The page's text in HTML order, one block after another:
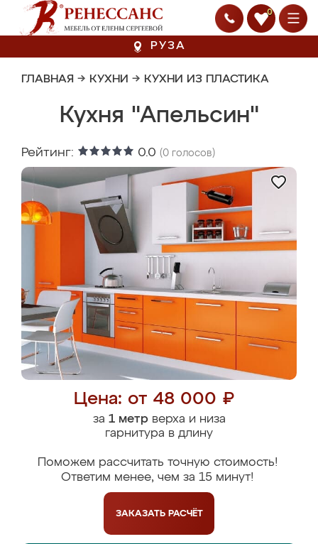
0
РУЗА
ГЛАВНАЯ → КУХНИ → КУХНИ ИЗ ПЛАСТИКА
Кухня "Апельсин"
Рейтинг: 0.0 (0 голосов)
Цена: от 48 000 ₽
за 1 метрверха и низа
гарнитура в длину
Поможем рассчитать точную стоимость!
Ответим менее, чем за 15 минут!
ЗАКАЗАТЬ РАСЧЁТ